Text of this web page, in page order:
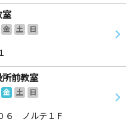
室
金 土
日
前教室
金 土
日
６ ノルテ１Ｆ